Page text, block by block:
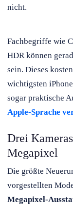
nicht.
Fachbegriffe wie
HDR können
sein. Dieses
wichtigsten
sogar praktische
Apple-Sprache
Drei
Megapixel
Die größte
vorgestellten
Megapixel-